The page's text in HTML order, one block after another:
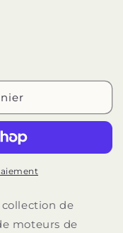
de
moteurs de